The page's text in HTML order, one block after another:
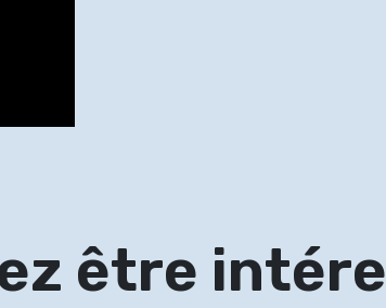
être